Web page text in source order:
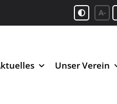
A-
Unser Verein